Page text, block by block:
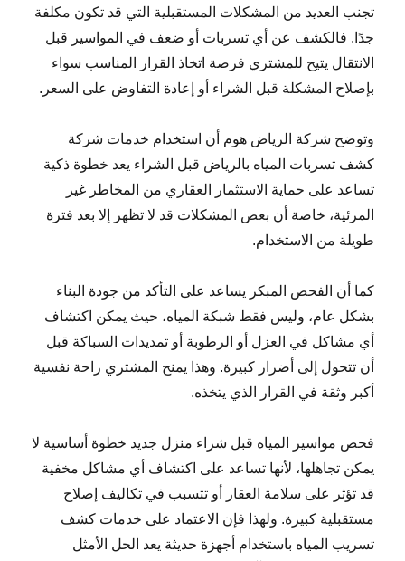
تجنب العديد من المشكلات المستقبلية التي قد تكون مكلفة
جدًا. فالكشف عن أي تسربات أو ضعف في المواسير قبل
الانتقال يتيح للمشتري فرصة اتخاذ القرار المناسب سواء
بإصلاح المشكلة قبل الشراء أو إعادة التفاوض على السعر.
وتوضح شركة الرياض هوم أن استخدام خدمات شركة
كشف تسربات المياه بالرياض قبل الشراء يعد خطوة ذكية
تساعد على حماية الاستثمار العقاري من المخاطر غير
المرئية، خاصة أن بعض المشكلات قد لا تظهر إلا بعد فترة
طويلة من الاستخدام.
كما أن الفحص المبكر يساعد على التأكد من جودة البناء
بشكل عام، وليس فقط شبكة المياه، حيث يمكن اكتشاف
أي مشاكل في العزل أو الرطوبة أو تمديدات السباكة قبل
أن تتحول إلى أضرار كبيرة. وهذا يمنح المشتري راحة نفسية
أكبر وثقة في القرار الذي يتخذه.
فحص مواسير المياه قبل شراء منزل جديد خطوة أساسية لا
يمكن تجاهلها، لأنها تساعد على اكتشاف أي مشاكل مخفية
قد تؤثر على سلامة العقار أو تتسبب في تكاليف إصلاح
مستقبلية كبيرة. ولهذا فإن الاعتماد على خدمات كشف
تسريب المياه باستخدام أجهزة حديثة يعد الحل الأمثل